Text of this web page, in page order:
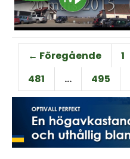
← Föregående 1
481
… 495